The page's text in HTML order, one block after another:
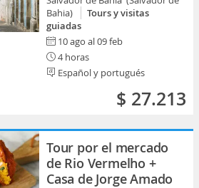
Bahia)
Tours y visitas
guiadas
10 ago al 09 feb
4 horas
Español y portugués
$ 27.213
Tour por el mercado
de Rio Vermelho +
Casa de Jorge Amado